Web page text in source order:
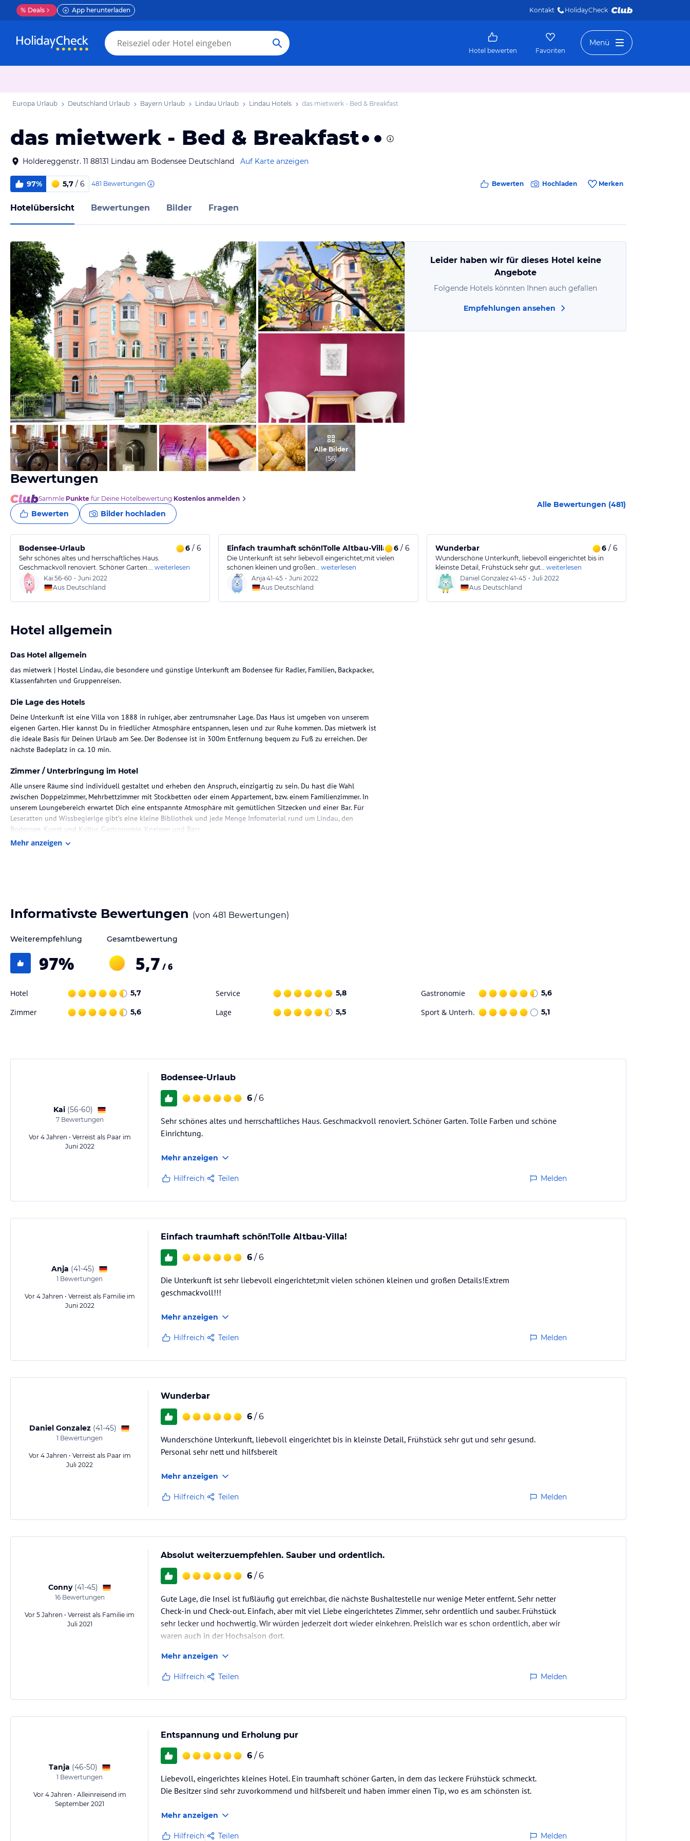
% Deals App herunterladen Kontakt HolidayCheck
Hotel bewerten Favoriten
Menü
Europa Urlaub Deutschland Urlaub Bayern Urlaub Lindau Urlaub Lindau Hotels das mietwerk - Bed & Breakfast
das mietwerk - Bed & Breakfast
Holdereggenstr. 11 88131 Lindau am Bodensee Deutschland Auf Karte anzeigen
97% 5,7 / 6 481 Bewertungen Bewerten Hochladen Merken
Hotelübersicht Bewertungen Bilder Fragen
vom Hotelier, August 2014
vom Hotelier, August 2014
vom Hotelier, Mai 2014
Alle Bilder
(56)
Leider haben wir für dieses Hotel keine
Angebote
Folgende Hotels könnten Ihnen auch gefallen
Empfehlungen ansehen
Bewertungen
Sammle Punkte für Deine Hotelbewertung.Kostenlos anmelden
Bewerten Bilder hochladen
Alle Bewertungen (481)
Bodensee-Urlaub 6 / 6
Sehr schönes altes und herrschaftliches Haus.
Geschmackvoll renoviert. Schöner Garten.… weiterlesen
Kai 56-60 • Juni 2022
Aus Deutschland
Einfach traumhaft schön!Tolle Altbau-Villa! 6/ 6
Die Unterkunft ist sehr liebevoll eingerichtet;mit vielen
schönen kleinen und großen… weiterlesen
Anja 41-45 • Juni 2022
Aus Deutschland
Wunderbar 6/ 6
Wunderschöne Unterkunft, liebevoll eingerichtet bis in
kleinste Detail, Frühstück sehr gut… weiterlesen
Daniel Gonzalez41-45 • Juli 2022
Aus Deutschland
Hotel allgemein
Das Hotel allgemein
das mietwerk | Hostel Lindau, die besondere und günstige Unterkunft am Bodensee für Radler, Familien, Backpacker,
Klassenfahrten und Gruppenreisen.
Die Lage des Hotels
Deine Unterkunft ist eine Villa von 1888 in ruhiger, aber zentrumsnaher Lage. Das Haus ist umgeben von unserem
eigenen Garten. Hier kannst Du in friedlicher Atmosphäre entspannen, lesen und zur Ruhe kommen. Das mietwerk ist
die ideale Basis für Deinen Urlaub am See. Der Bodensee ist in 300m Entfernung bequem zu Fuß zu erreichen. Der
nächste Badeplatz in ca. 10 min.
Zimmer / Unterbringung im Hotel
Alle unsere Räume sind individuell gestaltet und erheben den Anspruch, einzigartig zu sein. Du hast die Wahl
zwischen Doppelzimmer, Mehrbettzimmer mit Stockbetten oder einem Appartement, bzw. einem Familienzimmer. In
unserem Loungebereich erwartet Dich eine entspannte Atmosphäre mit gemütlichen Sitzecken und einer Bar. Für
Leseratten und Wissbegierige gibt’s eine kleine Bibliothek und jede Menge Infomaterial rund um Lindau, den
Bodensee, Kunst und Kultur, Gastronomie, Kneipen und Bars.
besser.
Unser besonderes Anliegen ist es, unseren Gästen eine günstige aber stilvolle Übernachtung am Bodensee und ein
Zuhause auf Zeit zu bereiten. In unserer nachhaltig orientierten Unterkunft in Lindau am Bodensee dürfen sich
sowohl Individualtouristen, Radler, Familien, Backpacker, Wanderer als auch Gruppen herzlich willkommen fühlen.
Hinweis:
Allgemeine und unverbindliche Hoteliers-/Veranstalter-/Kataloginformationen. Alle Angaben ohne
jeweiligen Veranstalters.
Mehr anzeigen
Informativste Bewertungen (von 481 Bewertungen)
Weiterempfehlung
97%
Gesamtbewertung
5,7 / 6
Hotel 5,7 Service 5,8 Gastronomie 5,6
Zimmer 5,6 Lage 5,5 Sport & Unterh. 5,1
Kai (56-60)
7Bewertungen
Vor 4 Jahren • Verreist als Paar im
Juni 2022
Bodensee-Urlaub
6 / 6
Sehr schönes altes und herrschaftliches Haus. Geschmackvoll renoviert. Schöner Garten. Tolle Farben und schöne
Einrichtung.
Mehr anzeigen
Hilfreich Teilen Melden
Anja (41-45)
1 Bewertungen
Vor 4 Jahren • Verreist als Familie im
Juni 2022
Einfach traumhaft schön!Tolle Altbau-Villa!
6 / 6
Die Unterkunft ist sehr liebevoll eingerichtet;mit vielen schönen kleinen und großen Details!Extrem
geschmackvoll!!!
Mehr anzeigen
Hilfreich Teilen Melden
Daniel Gonzalez (41-45)
1 Bewertungen
Vor 4 Jahren • Verreist als Paar im
Juli 2022
Wunderbar
6 / 6
Wunderschöne Unterkunft, liebevoll eingerichtet bis in kleinste Detail, Frühstück sehr gut und sehr gesund.
Personal sehr nett und hilfsbereit
Mehr anzeigen
Hilfreich Teilen Melden
Conny (41-45)
16Bewertungen
Vor 5 Jahren • Verreist als Familie im
Juli 2021
Absolut weiterzuempfehlen. Sauber und ordentlich.
6 / 6
Gute Lage, die Insel ist fußläufig gut erreichbar, die nächste Bushaltestelle nur wenige Meter entfernt. Sehr netter
Check-in und Check-out. Einfach, aber mit viel Liebe eingerichtetes Zimmer, sehr ordentlich und sauber. Frühstück
sehr lecker und hochwertig. Wir würden jederzeit dort wieder einkehren. Preislich war es schon ordentlich, aber wir
waren auch in der Hochsaison dort.
Mehr anzeigen
Hilfreich Teilen Melden
Tanja (46-50)
1 Bewertungen
Vor 4 Jahren • Alleinreisend im
September 2021
Entspannung und Erholung pur
6 / 6
Liebevoll, eingerichtes kleines Hotel. Ein traumhaft schöner Garten, in dem das leckere Frühstück schmeckt.
Die Besitzer sind sehr zuvorkommend und hilfsbereit und haben immer einen Tip, wo es am schönsten ist.
Mehr anzeigen
Hilfreich Teilen Melden